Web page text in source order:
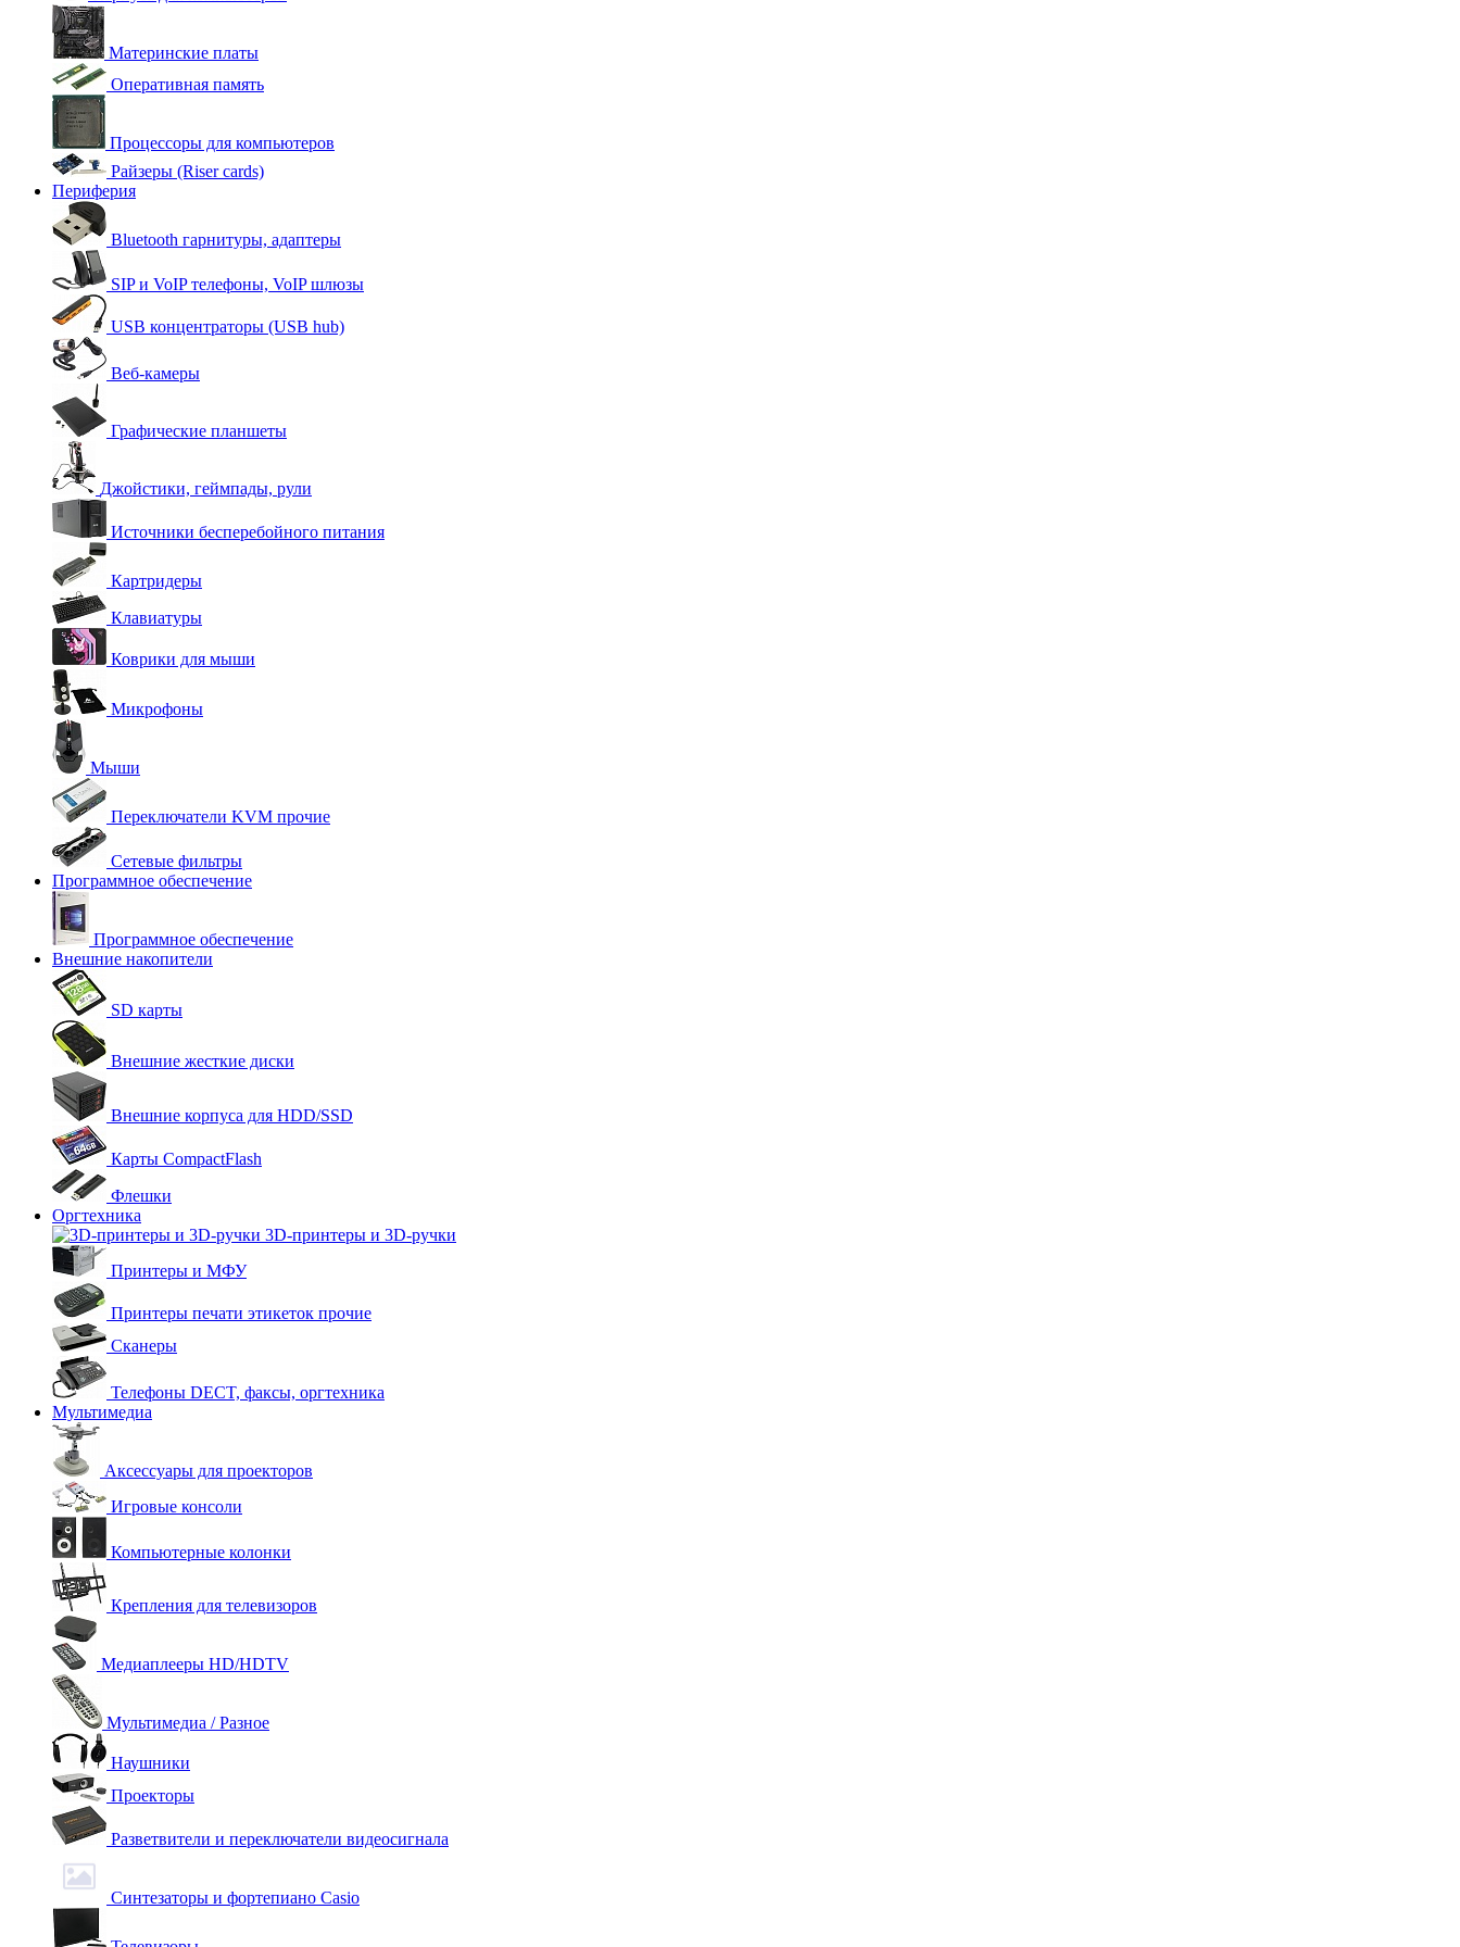
Материнские платы
Оперативная память
Процессоры для компьютеров
Райзеры (Riser cards)
Периферия
Bluetooth гарнитуры, адаптеры
SIP и VoIP телефоны, VoIP шлюзы
USB концентраторы (USB hub)
Веб-камеры
Графические планшеты
Джойстики, геймпады, рули
Источники бесперебойного питания
Картридеры
Клавиатуры
Коврики для мыши
Микрофоны
Мыши
Переключатели KVM прочие
Сетевые фильтры
Программное обеспечение
Программное обеспечение
Внешние накопители
SD карты
Внешние жесткие диски
Внешние корпуса для HDD/SSD
Карты CompactFlash
Флешки
Оргтехника
3D-принтеры и 3D-ручки
Принтеры и МФУ
Принтеры печати этикеток прочие
Сканеры
Телефоны DECT, факсы, оргтехника
Мультимедиа
Аксессуары для проекторов
Игровые консоли
Компьютерные колонки
Крепления для телевизоров
Медиаплееры HD/HDTV
Мультимедиа / Разное
Наушники
Проекторы
Разветвители и переключатели видеосигнала
Синтезаторы и фортепиано Casio